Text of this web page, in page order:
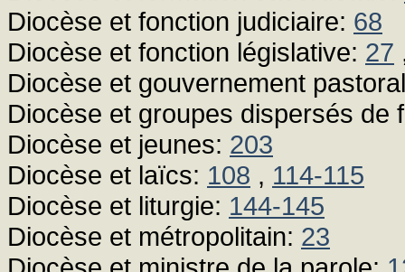
Diocèse et fonction judiciaire: 68
Diocèse et fonction législative: 27
Diocèse et gouvernement
Diocèse et groupes dispersés de
Diocèse et jeunes: 203
Diocèse et laïcs: 108 , 114-115
Diocèse et liturgie: 144-145
Diocèse et métropolitain: 23